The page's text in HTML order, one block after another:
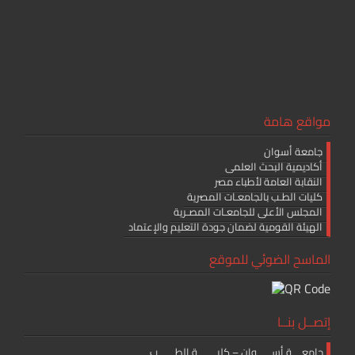
مواقع هامة
جامعة أسوان
أكاديمية البحث العلمى
النقابة العامة لأطباء مصر
كليات الطـب بالجامعـات المصرية
المجلس الأعلى للجامعـات المصـرية
الهيئة القومية لضمان جودة التعليم والإعتماد
الماسح الضوئي للموقع
إتصــل بنــا